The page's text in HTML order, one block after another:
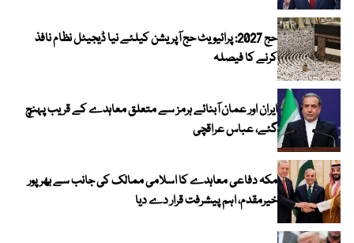
حج 2027: پرائیویٹ حج آپریشن کیلئے نیا ڈیجیٹل نظام نافذ
کرنے کا فیصلہ
ایران اور عمان آبنائے ہرمز سے متعلق معاہدے کے قریب پہنچ
گئے، عباس عراقچی
مکہ دفاعی معاہدے کا اسلامی ممالک کی جانب سے بھرپور
خیرمقدم، اہم پیشرفت قرار دے دیا